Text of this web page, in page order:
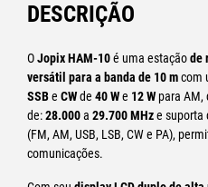
DESCRIÇÃO
OJopix HAM-10é uma estaçãode
versátil para a banda de 10 mcom
SSBe CWde 40 We 12 Wpara AM,
de:28.000a 29.700 MHze suporta
(FM, AM, USB, LSB, CW e PA),
comunicações.